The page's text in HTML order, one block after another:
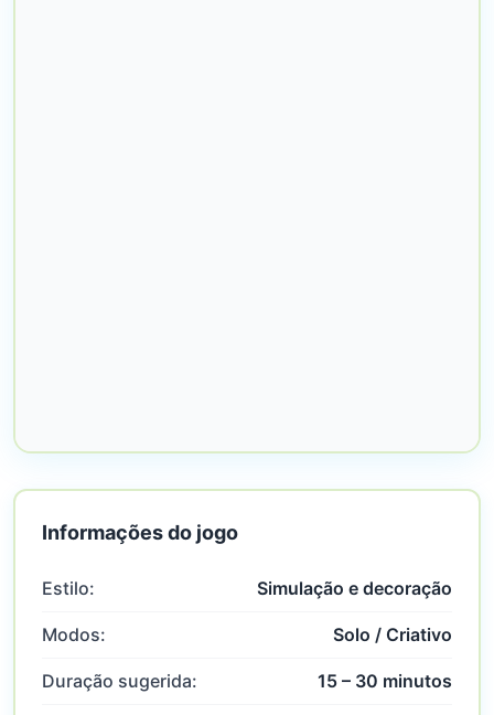
Informações do jogo
Estilo: Simulação e decoração
Modos: Solo / Criativo
Duração sugerida: 15 – 30 minutos